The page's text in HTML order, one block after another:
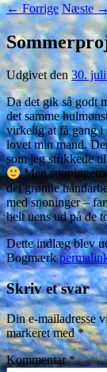
←Forrige Næste
Udgivet den30.
Da det gik så godt
det samme
virkelig at få gang i
lovet minmand.
som jeg strikkede
Men
det grønne
med snoninger –
helt uens ud på de
Dette indlæg blev
Bogmærk
Skriv et svar
Din e-mailadresse
markeret med*
Kommentar*